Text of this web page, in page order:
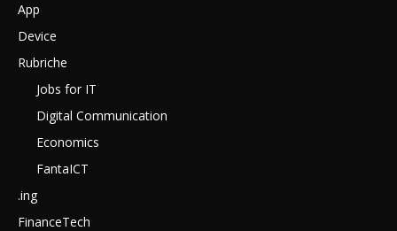
App
Device
Rubriche
Jobs for IT
Digital Communication
Economics
FantaICT
.ing
FinanceTech